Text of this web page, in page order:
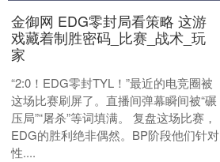
金御网 EDG零封局看策略 这游
戏藏着制胜密码_比赛_战术_玩
家
“2:0！EDG零封TYL！”最近的电竞圈被
这场比赛刷屏了。直播间弹幕瞬间被“碾
压局”“屠杀”等词填满。 复盘这场比赛，
EDG的胜利绝非偶然。BP阶段他们针对
性....